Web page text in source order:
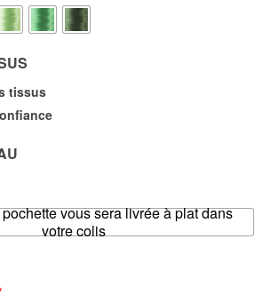
tissus
vous sera livrée à plat dans
votre colis